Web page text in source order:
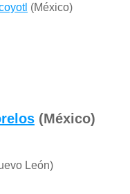
(México)
(México)
León)